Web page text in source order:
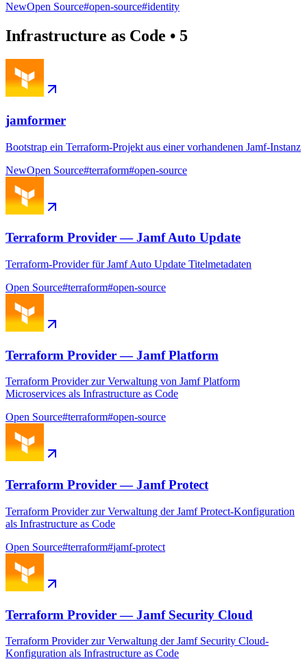
NewOpen Source#open-source#identity
Infrastructure as Code • 5
jamformer
Bootstrap ein Terraform-Projekt aus einer vorhandenen Jamf-Instanz
NewOpen Source#terraform#open-source
Terraform Provider — Jamf Auto Update
Terraform-Provider für Jamf Auto Update Titelmetadaten
Open Source#terraform#open-source
Terraform Provider — Jamf Platform
Terraform Provider zur Verwaltung von Jamf Platform
Microservices als Infrastructure as Code
Open Source#terraform#open-source
Terraform Provider — Jamf Protect
Terraform Provider zur Verwaltung der Jamf Protect-Konfiguration
als Infrastructure as Code
Open Source#terraform#jamf-protect
Terraform Provider — Jamf Security Cloud
Terraform Provider zur Verwaltung der Jamf Security Cloud-
Konfiguration als Infrastructure as Code